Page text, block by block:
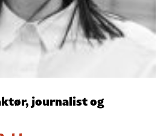
journalist og